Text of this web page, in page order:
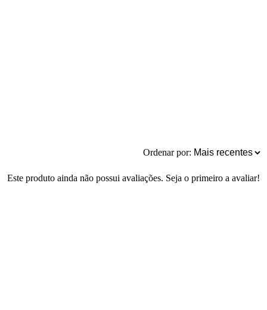
Ordenar por:
Este produto ainda não possui avaliações. Seja o primeiro a avaliar!